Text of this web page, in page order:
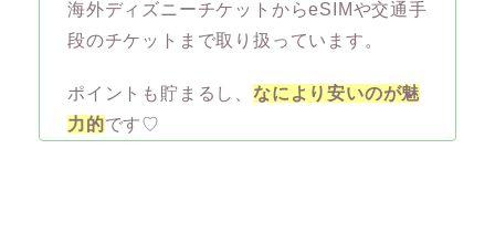
海外ディズニーチケットからeSIMや交通手
段のチケットまで取り扱っています。
ポイントも貯まるし、 なにより安いのが魅
力的です♡